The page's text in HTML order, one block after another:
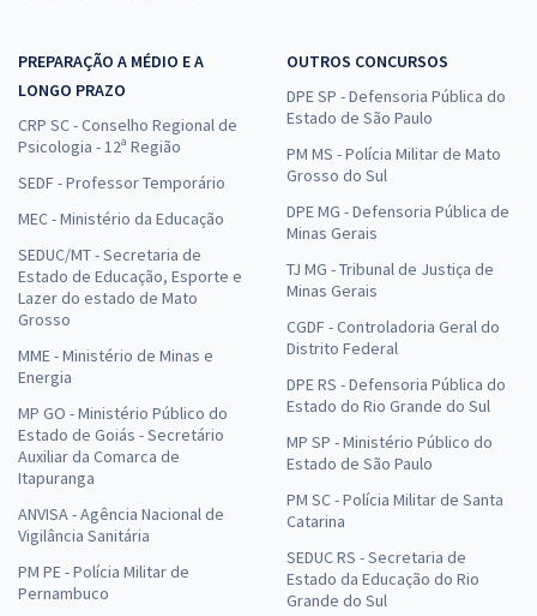
PREPARAÇÃO A MÉDIO E A
LONGO PRAZO
CRP SC - Conselho Regional de
Psicologia - 12ª Região
SEDF - Professor Temporário
MEC - Ministério da Educação
SEDUC/MT - Secretaria de
Estado de Educação, Esporte e
Lazer do estado de Mato
Grosso
MME - Ministério de Minas e
Energia
MP GO - Ministério Público do
Estado de Goiás - Secretário
Auxiliar da Comarca de
Itapuranga
ANVISA - Agência Nacional de
Vigilância Sanitária
PM PE - Polícia Militar de
Pernambuco
OUTROS CONCURSOS
DPE SP - Defensoria Pública do
Estado de São Paulo
PM MS - Polícia Militar de Mato
Grosso do Sul
DPE MG - Defensoria Pública de
Minas Gerais
TJ MG - Tribunal de Justiça de
Minas Gerais
CGDF - Controladoria Geral do
Distrito Federal
DPE RS - Defensoria Pública do
Estado do Rio Grande do Sul
MP SP - Ministério Público do
Estado de São Paulo
PM SC - Polícia Militar de Santa
Catarina
SEDUC RS - Secretaria de
Estado da Educação do Rio
Grande do Sul